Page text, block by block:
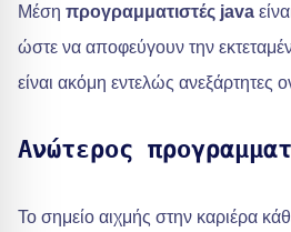
Μέση προγραμματιστές java
ώστε να αποφεύγουν την
είναι ακόμη εντελώς ανεξάρτητες
Ανώτερος
Το σημείο αιχμής στην καριέρα